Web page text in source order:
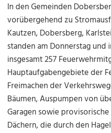
In den Gemeinden
vorübergehend zu
Kautzen, Dobersberg,
standen am Donnerstag und
insgesamt 257
Hauptaufgabengebiete der
Freimachen der
Bäumen, Auspumpen von
Garagen sowie
Dächern, die durch den